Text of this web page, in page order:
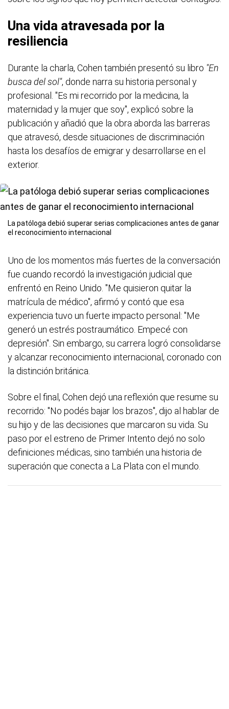
Una vida atravesada por la
resiliencia
Durante la charla, Cohen también presentó su libro "En
busca del sol", donde narra su historia personal y
profesional. "Es mi recorrido por la medicina, la
maternidad y la mujer que soy", explicó sobre la
publicación y añadió que la obra aborda las barreras
que atravesó, desde situaciones de discriminación
hasta los desafíos de emigrar y desarrollarse en el
exterior.
La patóloga debió superar serias complicaciones antes de ganar
el reconocimiento internacional
Uno de los momentos más fuertes de la conversación
fue cuando recordó la investigación judicial que
enfrentó en Reino Unido. "Me quisieron quitar la
matrícula de médico", afirmó y contó que esa
experiencia tuvo un fuerte impacto personal: "Me
generó un estrés postraumático. Empecé con
depresión". Sin embargo, su carrera logró consolidarse
y alcanzar reconocimiento internacional, coronado con
la distinción británica.
Sobre el final, Cohen dejó una reflexión que resume su
recorrido: "No podés bajar los brazos", dijo al hablar de
su hijo y de las decisiones que marcaron su vida. Su
paso por el estreno de Primer Intento dejó no solo
definiciones médicas, sino también una historia de
superación que conecta a La Plata con el mundo.